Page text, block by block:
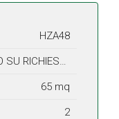
HZA48
SU RICHIESTA
65 mq
2